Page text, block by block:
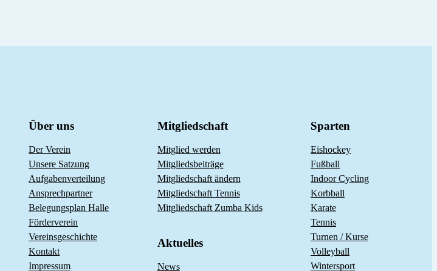
Über uns
Der Verein
Unsere Satzung
Aufgabenverteilung
Ansprechpartner
Belegungsplan Halle
Förderverein
Vereinsgeschichte
Kontakt
Impressum
Mitgliedschaft
Mitglied werden
Mitgliedsbeiträge
Mitgliedschaft ändern
Mitgliedschaft Tennis
Mitgliedschaft Zumba Kids
Aktuelles
News
Sparten
Eishockey
Fußball
Indoor Cycling
Korbball
Karate
Tennis
Turnen / Kurse
Volleyball
Wintersport